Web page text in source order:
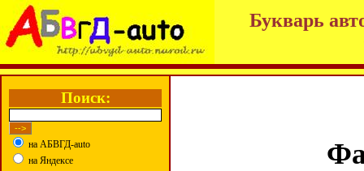
Букварь
Поиск:
на АБВГД-auto
на Яндексе